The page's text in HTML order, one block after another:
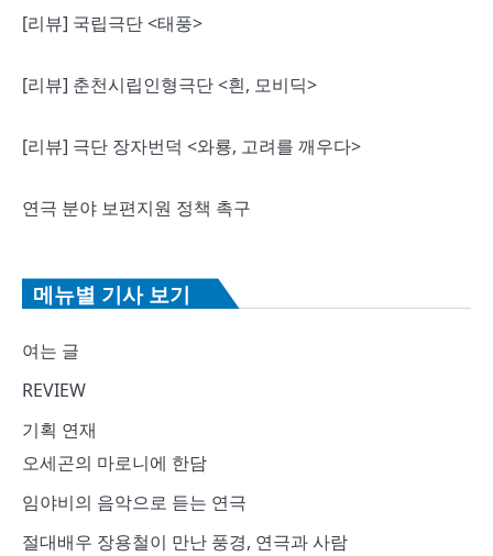
[리뷰] 국립극단 <태풍>
[리뷰] 춘천시립인형극단 <흰, 모비딕>
[리뷰] 극단 장자번덕 <와룡, 고려를 깨우다>
연극 분야 보편지원 정책 촉구
메뉴별 기사 보기
여는 글
REVIEW
기획 연재
오세곤의 마로니에 한담
임야비의 음악으로 듣는 연극
절대배우 장용철이 만난 풍경, 연극과 사람